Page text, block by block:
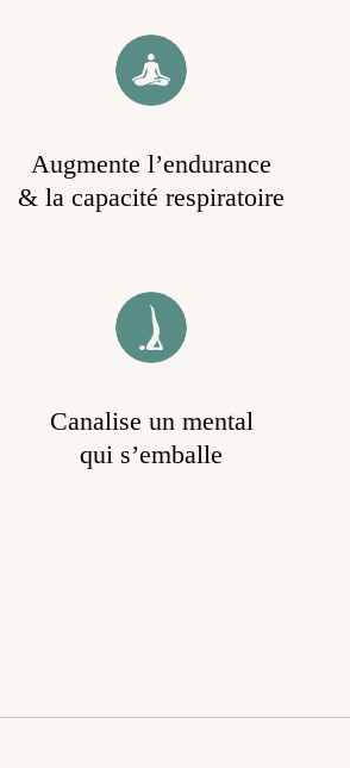
Augmente l’endurance
& la capacité respiratoire
Canalise un mental
qui s’emballe